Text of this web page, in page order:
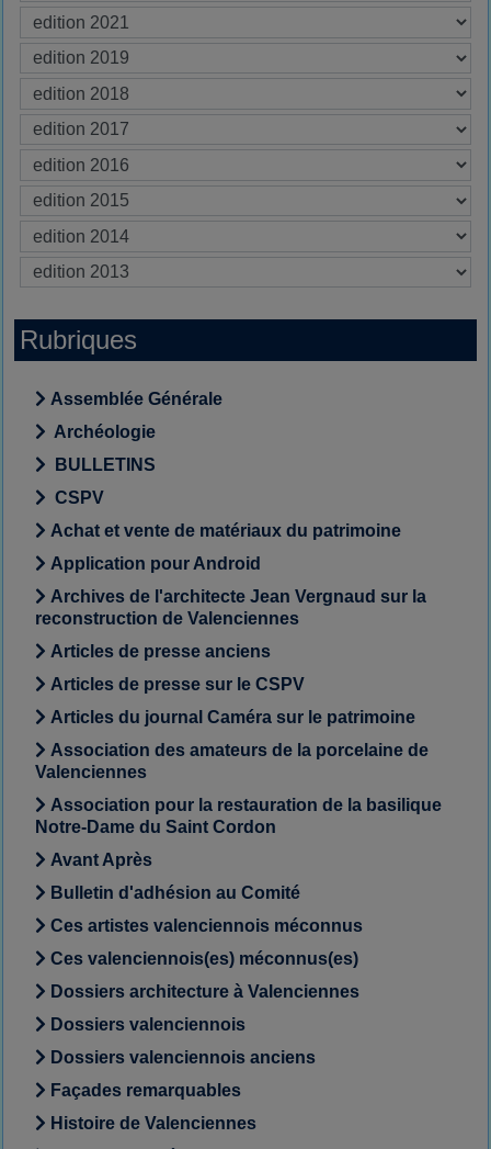
Rubriques
Assemblée Générale
Archéologie
BULLETINS
CSPV
Achat et vente de matériaux du patrimoine
Application pour Android
Archives de l'architecte Jean Vergnaud sur la
reconstruction de Valenciennes
Articles de presse anciens
Articles de presse sur le CSPV
Articles du journal Caméra sur le patrimoine
Association des amateurs de la porcelaine de
Valenciennes
Association pour la restauration de la basilique
Notre-Dame du Saint Cordon
Avant Après
Bulletin d'adhésion au Comité
Ces artistes valenciennois méconnus
Ces valenciennois(es) méconnus(es)
Dossiers architecture à Valenciennes
Dossiers valenciennois
Dossiers valenciennois anciens
Façades remarquables
Histoire de Valenciennes